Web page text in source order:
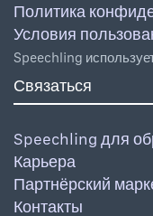
Политика
Условия
Speechling
Связаться
Speechling для
Карьера
Партнёрский
Контакты